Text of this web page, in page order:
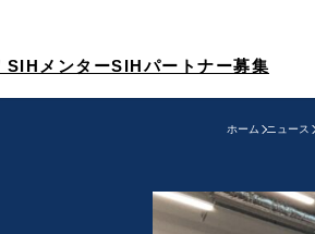
メンターSIHパートナー募集
ホーム ニュース